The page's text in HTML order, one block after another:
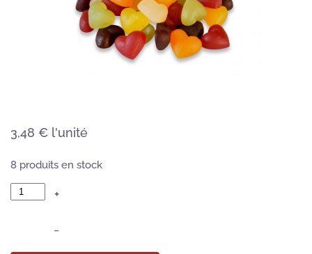
3,48 € l'unité
8 produits en stock
+
–